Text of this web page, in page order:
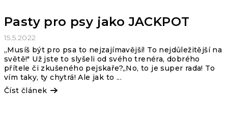
Pasty pro psy jako JACKPOT
15.5.2022
„Musíš být pro psa to nejzajímavější! To nejdůležitější na
světě!" Už jste to slyšeli od svého trenéra, dobrého
přítele či zkušeného pejskaře?„No, to je super rada! To
vím taky, ty chytrá! Ale jak to ...
Číst článek